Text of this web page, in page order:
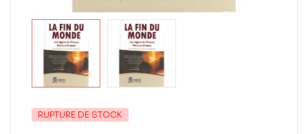
RUPTURE DE STOCK